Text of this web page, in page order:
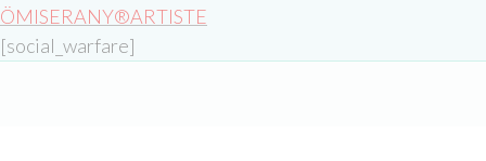
ÖMISERANY®ARTISTE
[social_warfare]